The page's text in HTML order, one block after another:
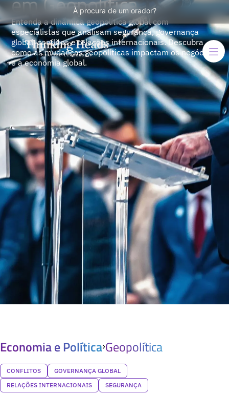
À procura de um orador?
Entenda a dinâmica geopolítica global com
especialistas que analisam segurança, governança
global, conflitos e relações internacionais. Descubra
como as mudanças geopolíticas impactam os negócios
e a economia global.
Economia e PolíticaGeopolítica
CONFLITOS
GOVERNANÇA GLOBAL
RELAÇÕES INTERNACIONAIS
SEGURANÇA